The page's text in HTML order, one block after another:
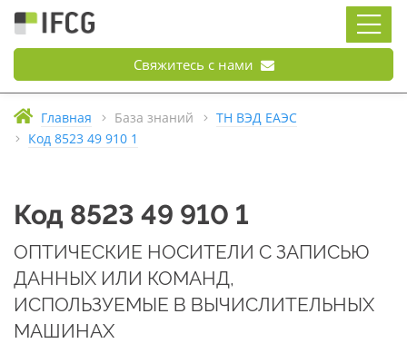
Свяжитесь с нами
Главная База знаний
ТН ВЭД ЕАЭС
Код 8523 49 910 1
Код 8523 49 910 1
ОПТИЧЕСКИЕ НОСИТЕЛИ С ЗАПИСЬЮ
ДАННЫХ ИЛИ КОМАНД,
ИСПОЛЬЗУЕМЫЕ В ВЫЧИСЛИТЕЛЬНЫХ
МАШИНАХ